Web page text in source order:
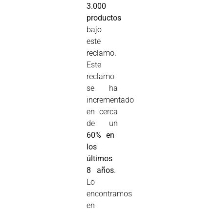
3.000
productos
bajo
este
reclamo.
Este
reclamo
se ha
incrementado
en cerca
de un
60% en
los
últimos
8 años.
Lo
encontramos
en